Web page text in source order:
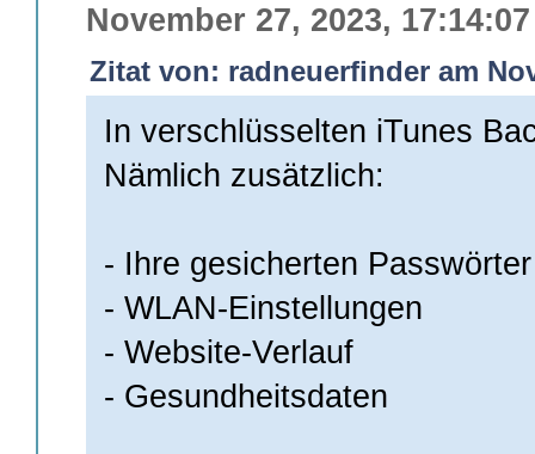
November 27, 2023, 17:14:07
Zitat von: radneuerfinder am
In verschlüsselten iTunes
Nämlich zusätzlich:
- Ihre gesicherten Passwörter
- WLAN-Einstellungen
- Website-Verlauf
- Gesundheitsdaten